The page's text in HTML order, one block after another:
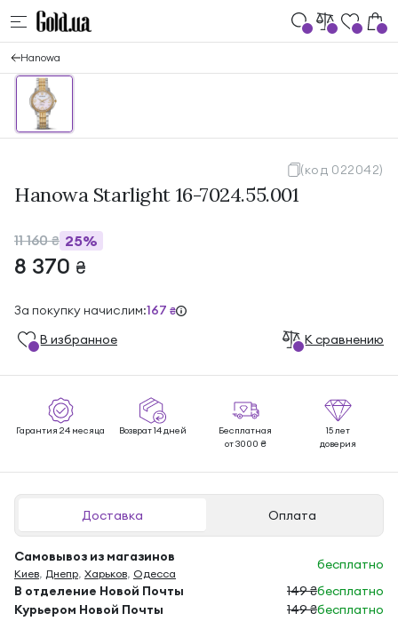
Hanowa
(код 022042)
Hanowa Starlight 16-7024.55.001
11 160₴ 25%
8 370 ₴
За покупку начислим:167 ₴
В избранноe К сравнению
Гарантия 24 месяца Возврат 14 дней
Бесплатная
от 3000 ₴
15 лет
доверия
Доставка Оплата
Самовывоз из магазинов
Киев, Днепр, Харьков, Одесса
бесплатно
В отделение Новой Почты
149 ₴бесплатно
Курьером Новой Почты
149 ₴бесплатно